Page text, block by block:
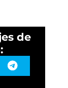
de